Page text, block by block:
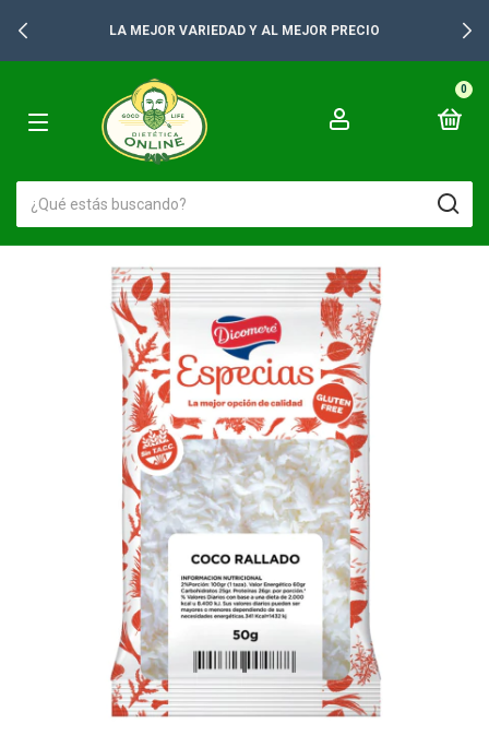
+2500 PRODUCTOS PARA TUS GONDOLAS
0